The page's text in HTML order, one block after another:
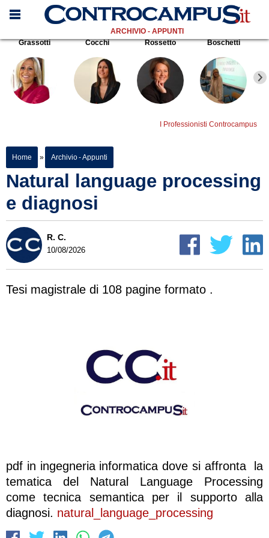
ARCHIVIO - APPUNTI
Grassotti
Cocchi Rossetto Boschetti
I Professionisti Controcampus
Home » Archivio - Appunti
Natural language processing
e diagnosi
R. C.
10/08/2026
Tesi magistrale di 108 pagine formato .
pdf in ingegneria informatica dove si affronta la
tematica del Natural Language Processing
come tecnica semantica per il supporto alla
diagnosi. natural_language_processing